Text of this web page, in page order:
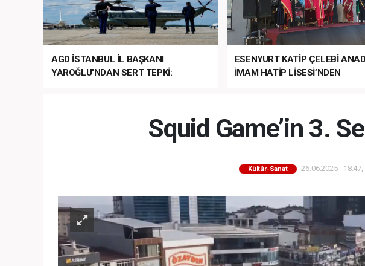
AGD İSTANBUL İL BAŞKANI
YAROĞLU'NDAN SERT TEPKİ:
ESENYURT KATİP ÇELEBİ
İMAM HATİP LİSESİ’NDEN
Squid Game’in 3.
Kültür-Sanat 26.06.2025 -